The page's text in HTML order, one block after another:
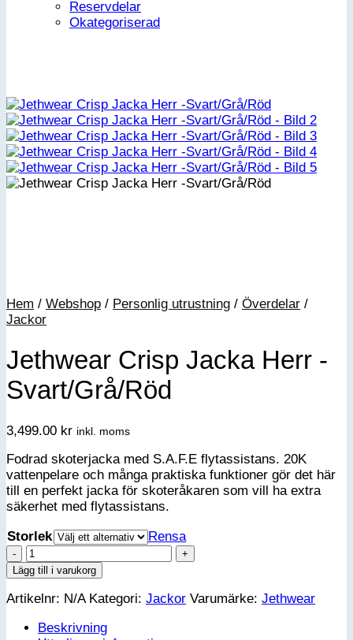
Reservdelar
Okategoriserad
Hem / Webshop / Personlig utrustning / Överdelar /
Jackor
Jethwear Crisp Jacka Herr -
Svart/Grå/Röd
3,499.00 kr inkl. moms
Fodrad skoterjacka med S.A.F.E flytassistans. 20K
vattenpelare och många praktiska funktioner gör det här
till en perfekt jacka för skoteråkaren som vill ha extra
säkerhet med flytassistans.
Storlek
Rensa
Jethwear
Crisp
Jacka
Herr
Svart/Grå/Röd
Lägg till i varukorg
Artikelnr: N/A Kategori: Jackor Varumärke: Jethwear
Beskrivning